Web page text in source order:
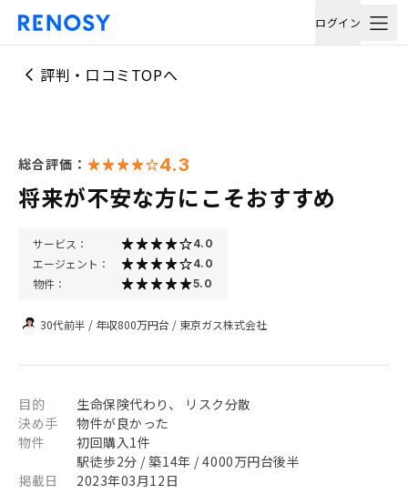
ログイン
評判・口コミTOPへ
総合評価： 4.3
将来が不安な方にこそおすすめ
サービス： 4.0
エージェント： 4.0
物件： 5.0
30代前半 / 年収800万円台 / 東京ガス株式会社
目的
生命保険代わり、 リスク分散
決め手
物件が良かった
物件
初回購入1件
駅徒歩2分 / 築14年 / 4000万円台後半
掲載日
2023年03月12日